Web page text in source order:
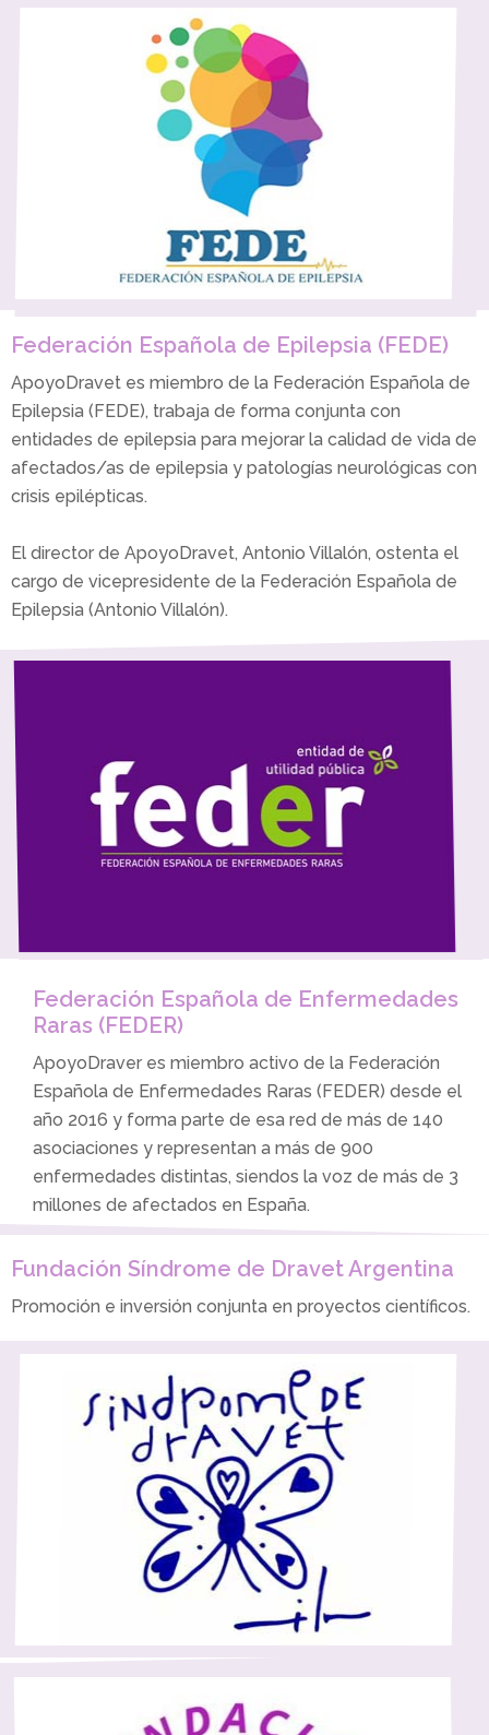
Federación Española de Epilepsia (FEDE)
ApoyoDravet es miembro de la Federación Española de
Epilepsia (FEDE), trabaja de forma conjunta con
entidades de epilepsia para mejorar la calidad de vida de
afectados/as de epilepsia y patologías neurológicas con
crisis epilépticas.
El director de ApoyoDravet, Antonio Villalón, ostenta el
cargo de vicepresidente de la Federación Española de
Epilepsia (Antonio Villalón).
Federación Española de Enfermedades
Raras (FEDER)
ApoyoDraver es miembro activo de la Federación
Española de Enfermedades Raras (FEDER) desde el
año 2016 y forma parte de esa red de más de 140
asociaciones y representan a más de 900
enfermedades distintas, siendos la voz de más de 3
millones de afectados en España.
Fundación Síndrome de Dravet Argentina
Promoción e inversión conjunta en proyectos científicos.